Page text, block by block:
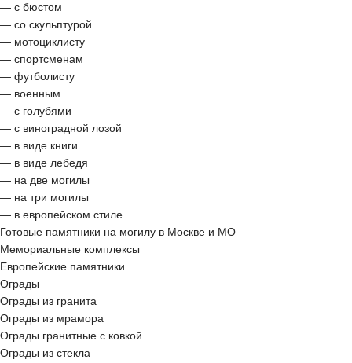
— с бюстом
— со скульптурой
— мотоциклисту
— спортсменам
— футболисту
— военным
— с голубями
— с виноградной лозой
— в виде книги
— в виде лебедя
— на две могилы
— на три могилы
— в европейском стиле
Готовые памятники на могилу в Москве и МО
Мемориальные комплексы
Европейские памятники
Ограды
Ограды из гранита
Ограды из мрамора
Ограды гранитные с ковкой
Ограды из стекла